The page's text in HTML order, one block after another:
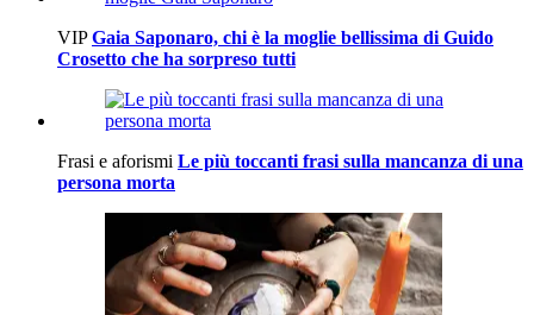
VIP Gaia Saponaro, chi è la moglie bellissima di Guido
Crosetto che ha sorpreso tutti
Frasi e aforismi Le più toccanti frasi sulla mancanza di una
persona morta